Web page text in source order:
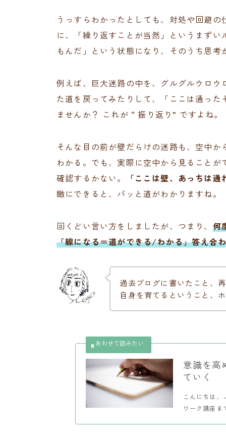
うっすらわかったとしても、対処や回避
に、「繰り返すことが当然」というまず
もんだ」という状態になり、そのうち思
例えば、巨大迷路の中を、グルグルウロ
た道を戻ってみたりして、「ここは通っ
ませんか？ これが “ 振り返り” ですよね。
そんな目の前が壁だらけの迷路も、空中
わかる。でも、実際に空中から見ること
確認するかない。
「ここは壁、あっちは
瞰にできると、パッと道がわかりますね。
回くどい言い方をしましたが、つまり、 何
「線になる＝道ができる/わかる」答え合
過去ブログに書いたこと、
自身を育てるということ、
意識を高
ていく
こんにちは
ワーク講座ま